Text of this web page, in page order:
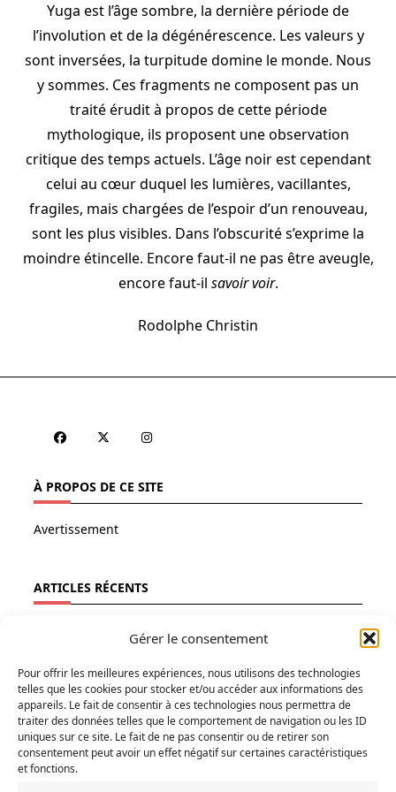
Gérer le consentement
Pour offrir les meilleures expériences, nous utilisons des technologies
telles que les cookies pour stocker et/ou accéder aux informations des
appareils. Le fait de consentir à ces technologies nous permettra de
traiter des données telles que le comportement de navigation ou les ID
uniques sur ce site. Le fait de ne pas consentir ou de retirer son
consentement peut avoir un effet négatif sur certaines caractéristiques
et fonctions.
Yuga est l’âge sombre, la dernière période de
l’involution et de la dégénérescence. Les valeurs y
sont inversées, la turpitude domine le monde. Nous
y sommes. Ces fragments ne composent pas un
traité érudit à propos de cette période
mythologique, ils proposent une observation
critique des temps actuels. L’âge noir est cependant
celui au cœur duquel les lumières, vacillantes,
fragiles, mais chargées de l’espoir d’un renouveau,
sont les plus visibles. Dans l’obscurité s’exprime la
moindre étincelle. Encore faut-il ne pas être aveugle,
encore faut-il savoir voir.
Rodolphe Christin
À PROPOS DE CE SITE
Avertissement
ARTICLES RÉCENTS
Temps libre
Refuges
Géopolitique
RECHERCHER